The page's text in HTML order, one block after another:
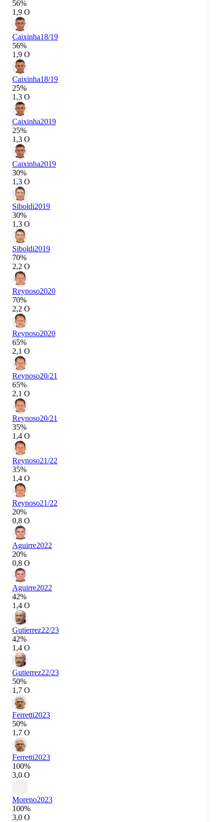
56%
1,9 О
Caixinha18/19
56%
1,9 О
Caixinha18/19
25%
1,3 О
Caixinha2019
25%
1,3 О
Caixinha2019
30%
1,3 О
Siboldi2019
30%
1,3 О
Siboldi2019
70%
2,2 О
Reynoso2020
70%
2,2 О
Reynoso2020
65%
2,1 О
Reynoso20/21
65%
2,1 О
Reynoso20/21
35%
1,4 О
Reynoso21/22
35%
1,4 О
Reynoso21/22
20%
0,8 О
Aguirre2022
20%
0,8 О
Aguirre2022
42%
1,4 О
Gutierrez22/23
42%
1,4 О
Gutierrez22/23
50%
1,7 О
Ferretti2023
50%
1,7 О
Ferretti2023
100%
3,0 О
Moreno2023
100%
3,0 О